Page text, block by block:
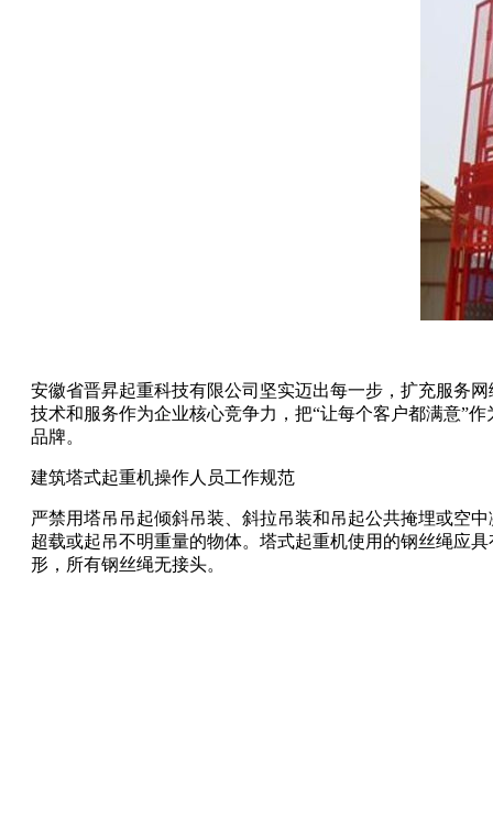
安徽省晋昇起重科技有限公司坚实迈出每一步，扩充服务
技术和服务作为企业核心竞争力，把“让每个客户都满意”
品牌。
建筑塔式起重机操作人员工作规范
严禁用塔吊吊起倾斜吊装、斜拉吊装和吊起公共掩埋或空
超载或起吊不明重量的物体。塔式起重机使用的钢丝绳应
形，所有钢丝绳无接头。